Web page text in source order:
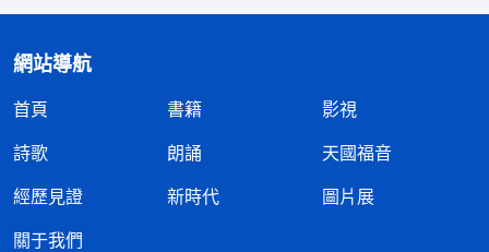
網站導航
首頁 書籍
影視
詩歌
朗誦
天國福音
經歷見證
新時代
圖片展
關于我們